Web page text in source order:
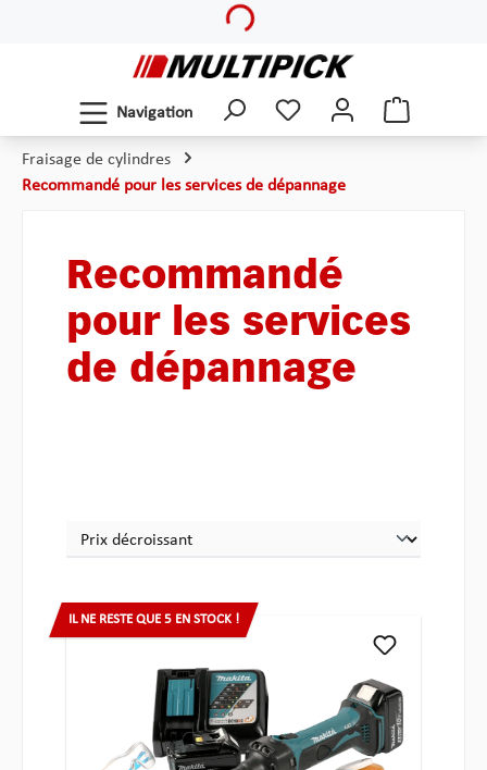
Loading...
Navigation
Fraisage de cylindres
Recommandé pour les services de dépannage
Recommandé
pour les services
de dépannage
IL NE RESTE QUE 5 EN STOCK !